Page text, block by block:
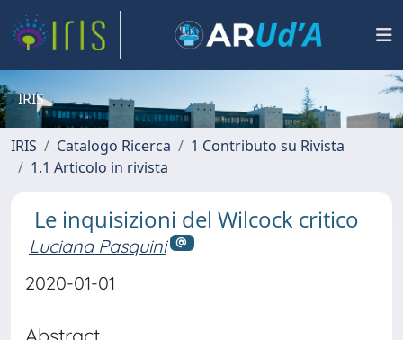
IRIS
IRIS Catalogo Ricerca
1 Contributo su Rivista
1.1 Articolo in rivista
Le inquisizioni del Wilcock critico
Luciana Pasquini
2020-01-01
Abstract